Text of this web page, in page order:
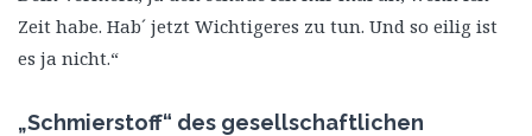
Zeit habe. Hab´ jetzt Wichtigeres zu tun. Und so eilig ist
es ja nicht.“
„Schmierstoff“ des gesellschaftlichen